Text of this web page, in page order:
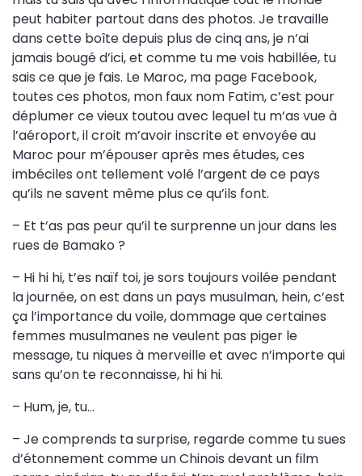
peut habiter partout dans des photos. Je travaille
dans cette boîte depuis plus de cinq ans, je n’ai
jamais bougé d’ici, et comme tu me vois habillée, tu
sais ce que je fais. Le Maroc, ma page Facebook,
toutes ces photos, mon faux nom Fatim, c’est pour
déplumer ce vieux toutou avec lequel tu m’as vue à
l’aéroport, il croit m’avoir inscrite et envoyée au
Maroc pour m’épouser après mes études, ces
imbéciles ont tellement volé l’argent de ce pays
qu’ils ne savent même plus ce qu’ils font.
– Et t’as pas peur qu’il te surprenne un jour dans les
rues de Bamako ?
– Hi hi hi, t’es naïf toi, je sors toujours voilée pendant
la journée, on est dans un pays musulman, hein, c’est
ça l’importance du voile, dommage que certaines
femmes musulmanes ne veulent pas piger le
message, tu niques à merveille et avec n’importe qui
sans qu’on te reconnaisse, hi hi hi.
– Hum, je, tu…
– Je comprends ta surprise, regarde comme tu sues
d’étonnement comme un Chinois devant un film